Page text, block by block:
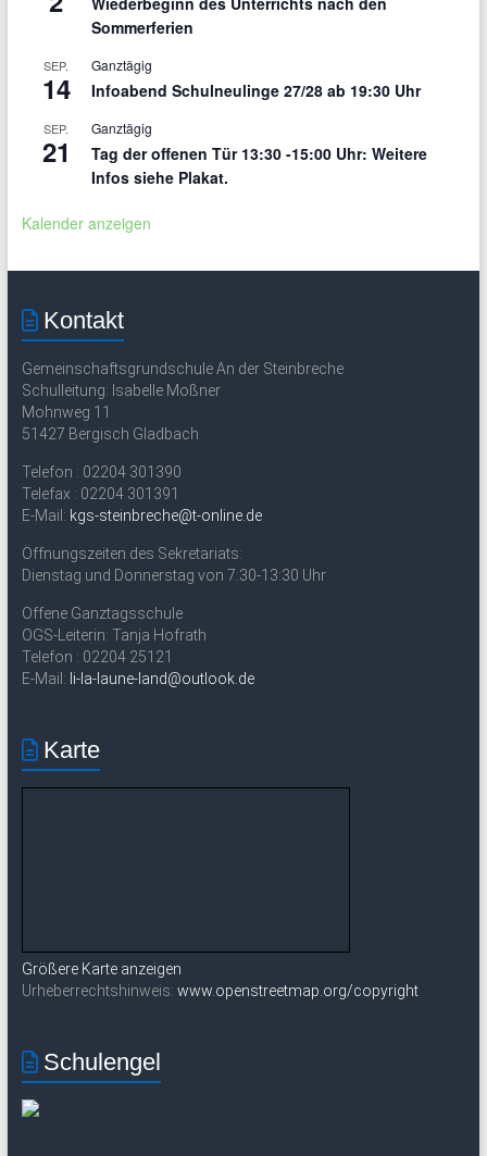
Sommerferien
SEP.
14
Ganztägig
Infoabend Schulneulinge 27/28 ab 19:30 Uhr
SEP.
21
Ganztägig
Tag der offenen Tür 13:30 -15:00 Uhr: Weitere
Infos siehe Plakat.
Kalender anzeigen
Kontakt
Gemeinschaftsgrundschule An der Steinbreche
Schulleitung: Isabelle Moßner
Mohnweg 11
51427 Bergisch Gladbach
Telefon : 02204 301390
Telefax : 02204 301391
E-Mail: kgs-steinbreche@t-online.de
Öffnungszeiten des Sekretariats:
Dienstag und Donnerstag von 7:30-13:30 Uhr
Offene Ganztagsschule
OGS-Leiterin: Tanja Hofrath
Telefon : 02204 25121
E-Mail: li-la-laune-land@outlook.de
Karte
Größere Karte anzeigen
Urheberrechtshinweis: www.openstreetmap.org/copyright
Schulengel